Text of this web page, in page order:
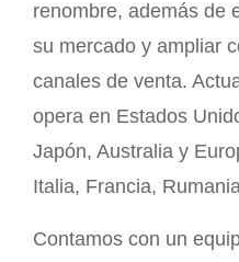
renombre, además de
su mercado y ampliar
canales de venta.
opera en Estados
Japón, Australia y
Italia, Francia,
Contamos con un